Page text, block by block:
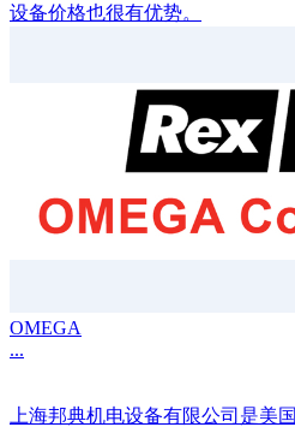
设备价格也很有优势。
OMEGA
...
上海邦典机电设备有限公司是美